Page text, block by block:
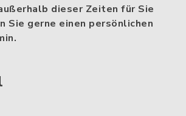
dieser Zeiten für Sie
Sie gerne einen persönlichen